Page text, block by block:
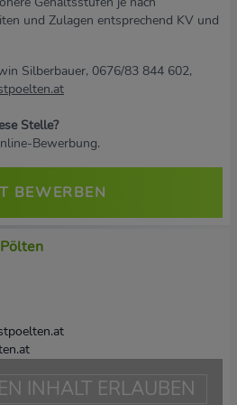
und Zulagen entsprechend KV und
Silberbauer, 0676/83 844 602,
Stelle?
Bewerbung.
BEWERBEN
INHALT ERLAUBEN